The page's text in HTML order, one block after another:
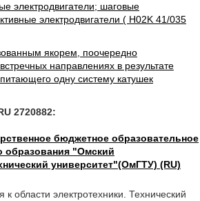
электродвигатели; шаговые
электродвигатели ( H02K 41/035
якорем, поочередно
направлениях в результате
одну систему катушек
2720882:
бюджетное образовательное
образования "Омский
университет"(ОмГТУ) (RU)
к области электротехники. Технический